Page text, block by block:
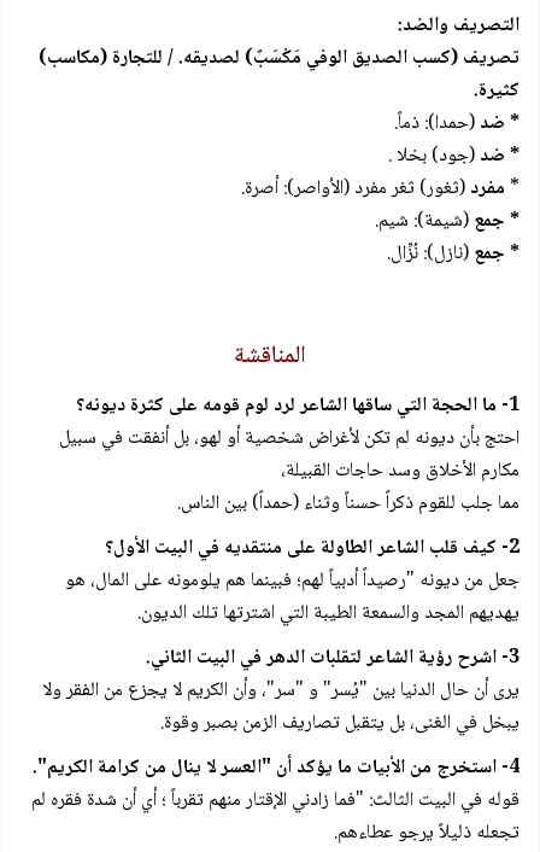
التصريف والضد:
تصريف (كسب الصديق الوفي مَكْسَبٌ) لصديقه. / للتجارة (مكاسب)
كثيرة.
* ضد(حمدا): ذماً.
* ضد(جود) بخلا .
* مفرد(ثغور) ثغر مفرد (الأواصر): أصرة.
* جمع(شيمة): شيم.
* جمع(نازل): نُزِّال.
المناقشة
1- ما الحجة التي ساقها الشاعر لرد لوم قومه على كثرة ديونه؟
احتج بأن ديونه لم تكن لأغراض شخصية أو لهو، بل أنفقت في سبيل
مكارم الأخلاق وسد حاجات القبيلة،
مما جلب للقوم ذكراً حسناً وثناء (حمداً) بين الناس.
2- كيف قلب الشاعر الطاولة على منتقديه في البيت الأول؟
جعل من ديونه "رصيداً أدبياً لهم؛ فبينما هم يلومونه على المال، هو
يهديهم المجد والسمعة الطيبة التي اشترتها تلك الديون.
3- اشرح رؤية الشاعر لتقلبات الدهر في البيت الثاني.
يرى أن حال الدنيا بين "يُسر" و "سر"، وأن الكريم لا يجزع من الفقر ولا
يبخل في الغنى، بل يتقبل تصاريف الزمن بصبر وقوة.
4- استخرج من الأبيات ما يؤكد أن "العسر لا ينال من كرامة الكريم".
قوله في البيت الثالث: "فما زادني الإقتار منهم تقرباً ؛ أي أن شدة فقره لم
تجعله ذليلاً يرجو عطاءهم.